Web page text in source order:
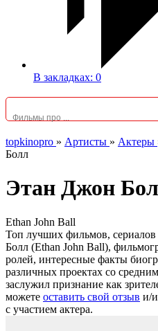
В закладках: 0
topkinopro » Артисты » Актеры
Болл
Этан Джон
Ethan John Ball
Топ лучших фильмов,
Болл (Ethan John Ball),
ролей, интересные факты
различных проектах со
заслужил признание как
можете оставить свой отзыв и/
с участием актера.